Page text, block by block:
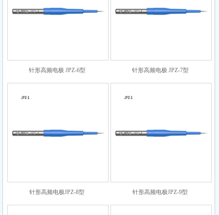
针形高频电极 JPZ-6型 针形高频电极 JPZ-7型
针形高频电极JPZ-8型 针形高频电极JPZ-9型